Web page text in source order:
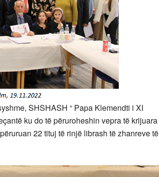
SHSHASH “ Papa Klemendti i XI
ku do të përuroheshin vepra të krijuara
22 tituj të rinjë librash të zhanreve të